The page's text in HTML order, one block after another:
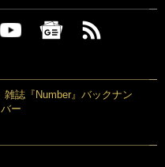
雑誌『Number』バックナン
バー